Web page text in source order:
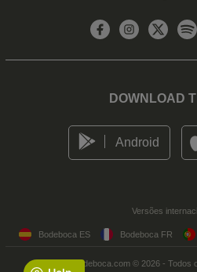
DOWNLOAD
Android
Versões
Bodeboca ES Bodeboca FR
Bodeboca.com © 2026 - Todos